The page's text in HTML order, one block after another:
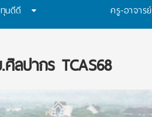
ทุนดีดี ครู-อาจารย์
ลปากร TCAS68